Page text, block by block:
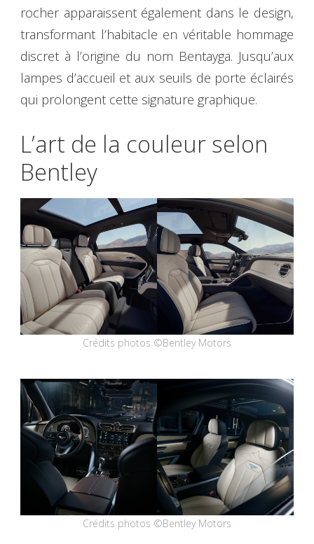
rocher apparaissent également dans le design,
transformant l’habitacle en véritable hommage
discret à l’origine du nom Bentayga. Jusqu’aux
lampes d’accueil et aux seuils de porte éclairés
qui prolongent cette signature graphique.
L’art de la couleur selon
Bentley
Crédits photos ©Bentley Motors
Crédits photos ©Bentley Motors